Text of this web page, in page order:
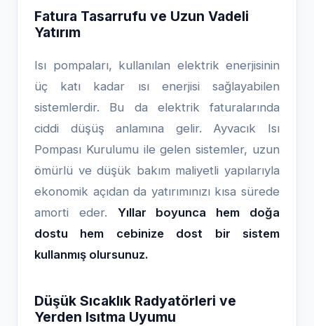
Fatura Tasarrufu ve Uzun Vadeli
Yatırım
Isı pompaları, kullanılan elektrik enerjisinin
üç katı kadar ısı enerjisi sağlayabilen
sistemlerdir. Bu da elektrik faturalarında
ciddi düşüş anlamına gelir. Ayvacık Isı
Pompası Kurulumu ile gelen sistemler, uzun
ömürlü ve düşük bakım maliyetli yapılarıyla
ekonomik açıdan da yatırımınızı kısa sürede
amorti eder. Yıllar boyunca hem doğa
dostu hem cebinize dost bir sistem
kullanmış olursunuz.
Düşük Sıcaklık Radyatörleri ve
Yerden Isıtma Uyumu